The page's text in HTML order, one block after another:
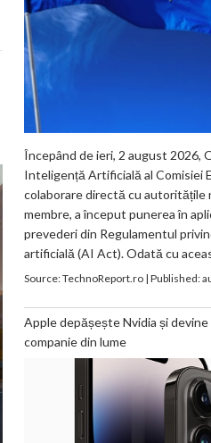
Începând de ieri, 2 august 2026,
Inteligență Artificială al Comisiei
colaborare directă cu autoritățile
membre, a început punerea în
prevederi din Regulamentul
artificială (AI Act). Odată cu
Source:TechnoReport.ro| Published:
Apple depășește Nvidia și devine
companie din lume